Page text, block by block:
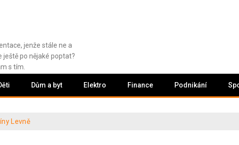
jenže stále ne a
ještě po nějaké poptat?
s tím.
Dům a byt Elektro Finance Podnikání
Levně